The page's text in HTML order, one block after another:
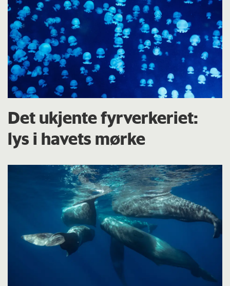
Det ukjente fyrverkeriet:
lys i havets mørke